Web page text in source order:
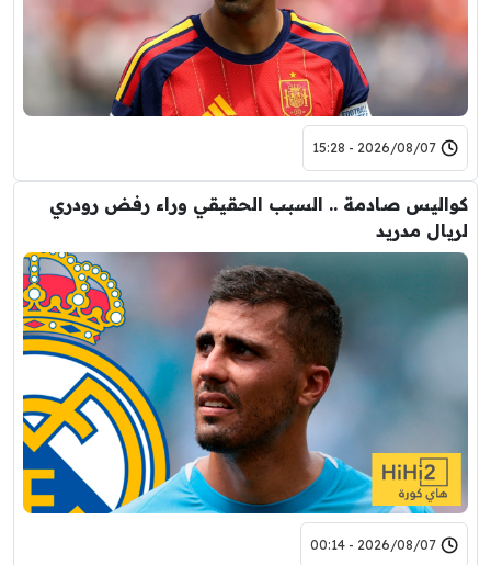
2026/08/07 - 15:28
كواليس صادمة .. السبب الحقيقي وراء رفض رودري
لريال مدريد
2026/08/07 - 00:14